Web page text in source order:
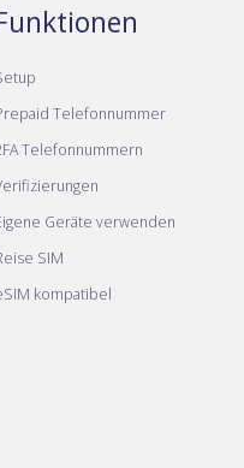
Telefonnummer
Telefonnummern
Geräte verwenden
SIM
kompatibel